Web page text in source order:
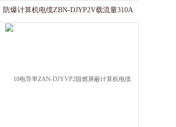
防爆计算机电缆ZBN-DJYP2V载流量310A